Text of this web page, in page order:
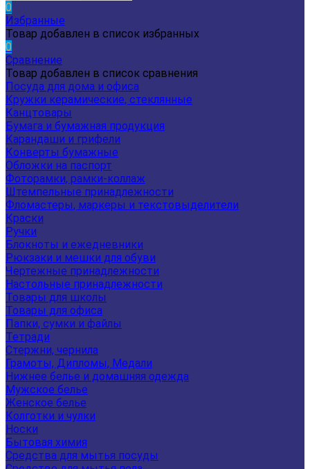
0
Избранные
Товар добавлен в список избранных
0
Сравнение
Товар добавлен в список сравнения
Посуда для дома и офиса
Кружки керамические, стеклянные
Канцтовары
Бумага и бумажная продукция
Карандаши и грифели
Конверты бумажные
Обложки на паспорт
Фоторамки, рамки-коллаж
Штемпельные принадлежности
Фломастеры, маркеры и текстовыделители
Краски
Ручки
Блокноты и ежедневники
Рюкзаки и мешки для обуви
Чертежные принадлежности
Настольные принадлежности
Товары для школы
Товары для офиса
Папки, сумки и файлы
Тетради
Стержни, чернила
Грамоты, Дипломы, Медали
Нижнее белье и домашняя одежда
Мужское белье
Женское белье
Колготки и чулки
Носки
Бытовая химия
Средства для мытья посуды